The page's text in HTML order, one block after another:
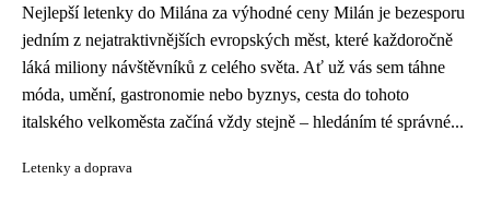
Nejlepší letenky do Milána za výhodné ceny Milán je bezesporu
jedním z nejatraktivnějších evropských měst, které každoročně
láká miliony návštěvníků z celého světa. Ať už vás sem táhne
móda, umění, gastronomie nebo byznys, cesta do tohoto
italského velkoměsta začíná vždy stejně – hledáním té správné...
Letenky a doprava